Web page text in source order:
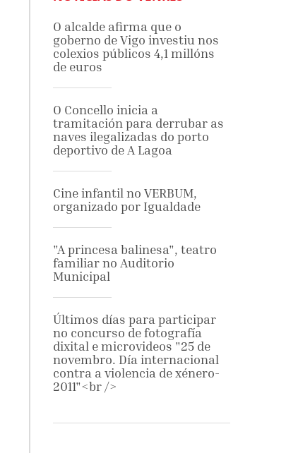
O alcalde afirma que o
goberno de Vigo investiu nos
colexios públicos 4,1 millóns
de euros
O Concello inicia a
tramitación para derrubar as
naves ilegalizadas do porto
deportivo de A Lagoa
Cine infantil no VERBUM,
organizado por Igualdade
"A princesa balinesa", teatro
familiar no Auditorio
Municipal
Últimos días para participar
no concurso de fotografía
dixital e microvideos "25 de
novembro. Día internacional
contra a violencia de xénero-
2011"<br />